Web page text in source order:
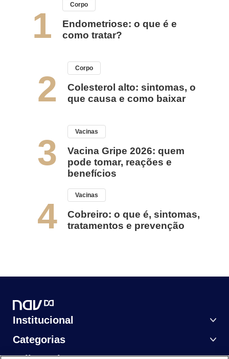
1
Corpo
Endometriose: o que é e
como tratar?
2
Corpo
Colesterol alto: sintomas, o
que causa e como baixar
3
Vacinas
Vacina Gripe 2026: quem
pode tomar, reações e
benefícios
4
Vacinas
Cobreiro: o que é, sintomas,
tratamentos e prevenção
Institucional
Categorias